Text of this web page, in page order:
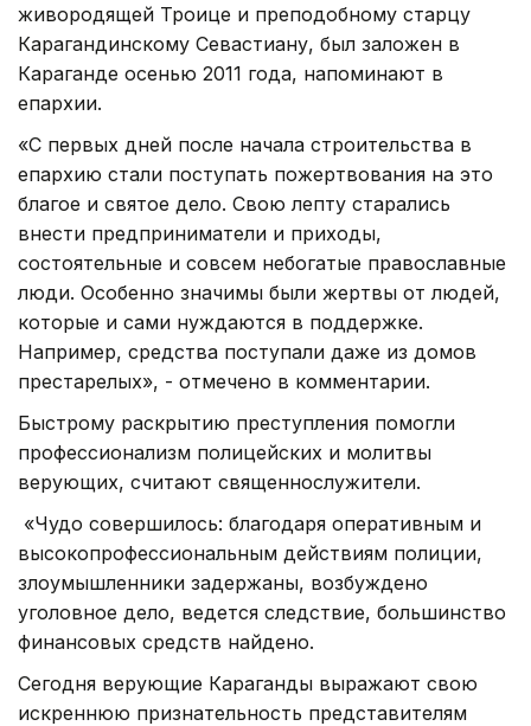
живородящей Троице и преподобному старцу
Карагандинскому Севастиану, был заложен в
Караганде осенью 2011 года, напоминают в
епархии.
«С первых дней после начала строительства в
епархию стали поступать пожертвования на это
благое и святое дело. Свою лепту старались
внести предприниматели и приходы,
состоятельные и совсем небогатые православные
люди. Особенно значимы были жертвы от людей,
которые и сами нуждаются в поддержке.
Например, средства поступали даже из домов
престарелых», - отмечено в комментарии.
Быстрому раскрытию преступления помогли
профессионализм полицейских и молитвы
верующих, считают священнослужители.
«Чудо совершилось: благодаря оперативным и
высокопрофессиональным действиям полиции,
злоумышленники задержаны, возбуждено
уголовное дело, ведется следствие, большинство
финансовых средств найдено.
Сегодня верующие Караганды выражают свою
искреннюю признательность представителям